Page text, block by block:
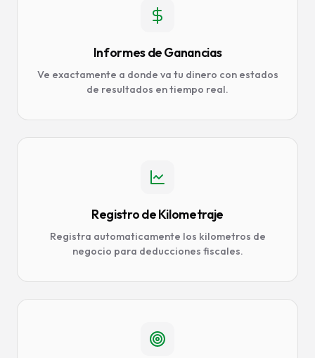
Informes de Ganancias
Ve exactamente a donde va tu dinero con estados
de resultados en tiempo real.
Registro de Kilometraje
Registra automaticamente los kilometros de
negocio para deducciones fiscales.